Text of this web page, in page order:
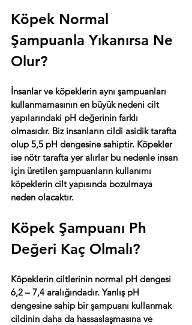
Köpek Normal
Şampuanla Yıkanırsa Ne
Olur?
İnsanlar ve köpeklerin aynı şampuanları
kullanmamasının en büyük nedeni cilt
yapılarındaki pH değerinin farklı
olmasıdır. Biz insanların cildi asidik tarafta
olup 5,5 pH dengesine sahiptir. Köpekler
ise nötr tarafta yer alırlar bu nedenle insan
için üretilen şampuanların kullanımı
köpeklerin cilt yapısında bozulmaya
neden olacaktır.
Köpek Şampuanı Ph
Değeri Kaç Olmalı?
Köpeklerin ciltlerinin normal pH dengesi
6,2 – 7,4 aralığındadır. Yanlış pH
dengesine sahip bir şampuanı kullanmak
cildinin daha da hassaslaşmasına ve